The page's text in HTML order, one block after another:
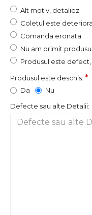
Alt motiv, detaliez
Coletul este
Comanda eronata
Nu am primit
Produsul este
Produsul este deschis:
Da
Nu
Defecte sau alte Detalii: